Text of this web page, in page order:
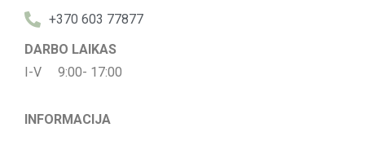
+370 603 77877
DARBO LAIKAS
I-V 9:00- 17:00
INFORMACIJA